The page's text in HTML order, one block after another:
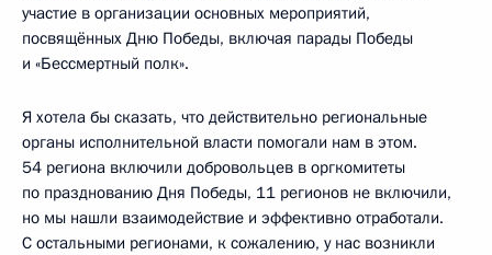
участие в организации основных мероприятий,
посвящённых Дню Победы, включая парады Победы
и «Бессмертный полк».
Я хотела бы сказать, что действительно региональные
органы исполнительной власти помогали нам в этом.
54 региона включили добровольцев в оргкомитеты
по празднованию Дня Победы, 11 регионов не включили,
но мы нашли взаимодействие и эффективно отработали.
С остальными регионами, к сожалению, у нас возникли